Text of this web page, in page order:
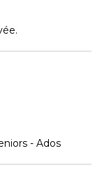
- Ados